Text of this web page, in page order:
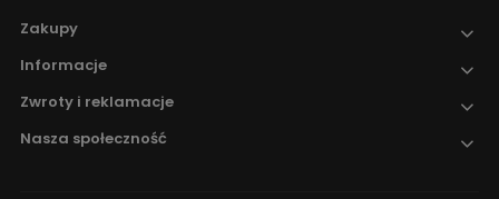
Zakupy
Informacje
Zwroty i reklamacje
Nasza społeczność